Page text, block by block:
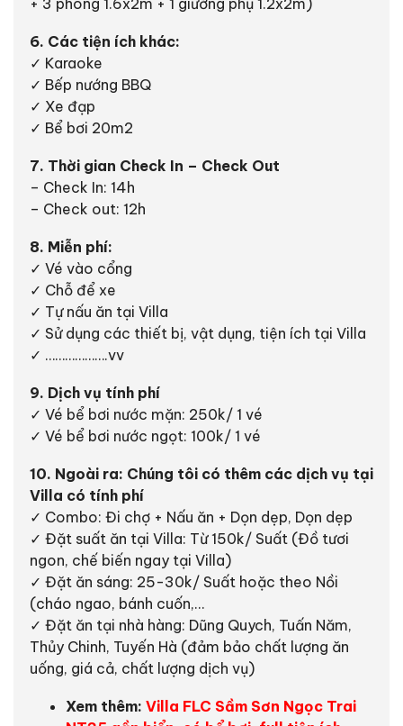
6. Các tiện ích khác:
✓ Karaoke
✓ Bếp nướng BBQ
✓ Xe đạp
✓ Bể bơi 20m2
7. Thời gian Check In – Check Out
– Check In: 14h
– Check out: 12h
8. Miễn phí:
✓ Vé vào cổng
✓ Chỗ để xe
✓ Tự nấu ăn tại Villa
✓ Sử dụng các thiết bị, vật dụng, tiện ích tại Villa
✓ ……………….vv
9. Dịch vụ tính phí
✓ Vé bể bơi nước mặn: 250k/ 1 vé
✓ Vé bể bơi nước ngọt: 100k/ 1 vé
10. Ngoài ra: Chúng tôi có thêm các dịch vụ tại
Villa có tính phí
✓ Combo: Đi chợ + Nấu ăn + Dọn dẹp, Dọn dẹp
✓ Đặt suất ăn tại Villa: Từ 150k/ Suất (Đồ tươi
ngon, chế biến ngay tại Villa)
✓ Đặt ăn sáng: 25-30k/ Suất hoặc theo Nồi
(cháo ngao, bánh cuốn,…
✓ Đặt ăn tại nhà hàng: Dũng Quych, Tuấn Năm,
Thủy Chinh, Tuyến Hà (đảm bảo chất lượng ăn
uống, giá cả, chất lượng dịch vụ)
Xem thêm: Villa FLC Sầm Sơn Ngọc Trai